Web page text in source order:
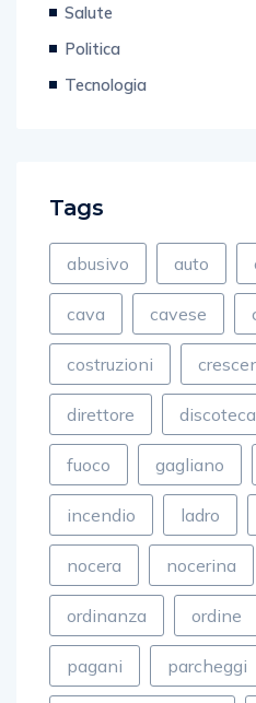
Salute
Politica
Tecnologia
Tags
abusivo auto
cava cavese
costruzioni
direttore discoteca
fuoco gagliano
incendio ladro
nocera nocerina
ordinanza ordine
pagani parcheggi